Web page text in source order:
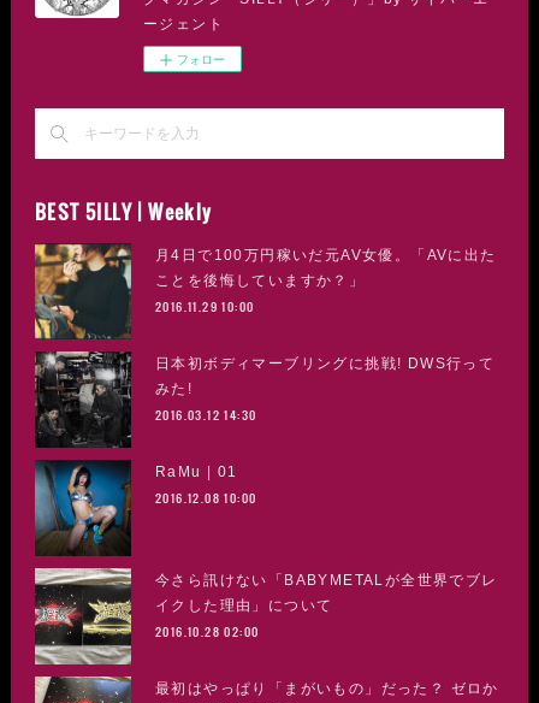
ージェント
フォロー
BEST 5ILLY | Weekly
月4日で100万円稼いだ元AV女優。「AVに出た
ことを後悔していますか？」
2016.11.29 10:00
日本初ボディマーブリングに挑戦! DWS行って
みた!
2016.03.12 14:30
RaMu | 01
2016.12.08 10:00
今さら訊けない「BABYMETALが全世界でブレ
イクした理由」について
2016.10.28 02:00
最初はやっぱり「まがいもの」だった？ ゼロか